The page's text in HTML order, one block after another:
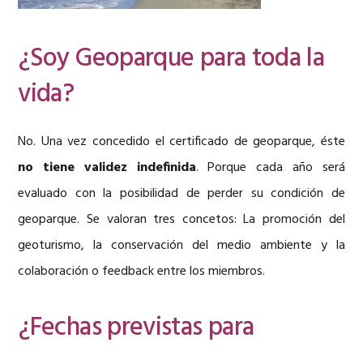
¿Soy Geoparque para toda la
vida?
No. Una vez concedido el certificado de geoparque, éste
no tiene validez indefinida. Porque cada año será
evaluado con la posibilidad de perder su condición de
geoparque. Se valoran tres concetos: La promoción del
geoturismo, la conservación del medio ambiente y la
colaboración o feedback entre los miembros.
¿Fechas previstas para